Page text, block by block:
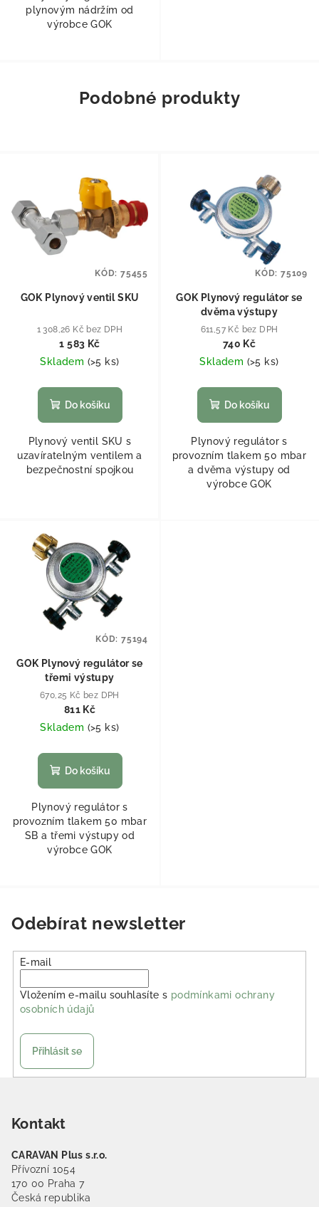
plynovým nádržím od
výrobce GOK
Podobné produkty
GOK Plynový ventil SKU
1 308,26 Kč bez DPH
1 583 Kč
Skladem (>5 ks)
Do košíku
Plynový ventil SKU s
uzavíratelným ventilem a
bezpečnostní spojkou
KÓD: 75455
GOK Plynový regulátor se
dvěma výstupy
611,57 Kč bez DPH
740 Kč
Skladem (>5 ks)
Do košíku
Plynový regulátor s
provozním tlakem 50 mbar
a dvěma výstupy od
výrobce GOK
KÓD: 75109
GOK Plynový regulátor se
třemi výstupy
670,25 Kč bez DPH
811 Kč
Skladem (>5 ks)
Do košíku
Plynový regulátor s
provozním tlakem 50 mbar
SB a třemi výstupy od
výrobce GOK
KÓD: 75194
Odebírat newsletter
E-mail
Vložením e-mailu souhlasíte s podmínkami ochrany
osobních údajů
Přihlásit se
Kontakt
CARAVAN Plus s.r.o.
Přívozní 1054
170 00 Praha 7
Česká republika